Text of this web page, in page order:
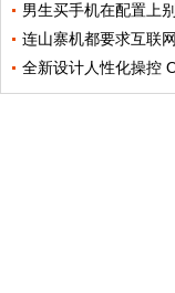
男生买手机在配置上
连山寨机都要求互联
全新设计人性化操控